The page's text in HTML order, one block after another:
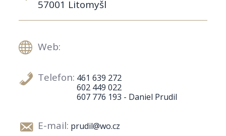
57001 Litomyšl
Web:
Telefon: 461 639 272
602 449 022
607 776 193 - Daniel Prudil
E-mail: prudil@wo.cz